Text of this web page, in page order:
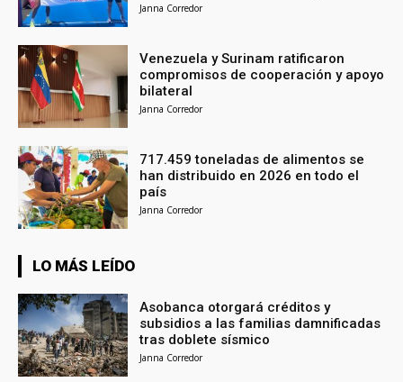
Janna Corredor
Venezuela y Surinam ratificaron
compromisos de cooperación y apoyo
bilateral
Janna Corredor
717.459 toneladas de alimentos se
han distribuido en 2026 en todo el
país
Janna Corredor
LO MÁS LEÍDO
Asobanca otorgará créditos y
subsidios a las familias damnificadas
tras doblete sísmico
Janna Corredor